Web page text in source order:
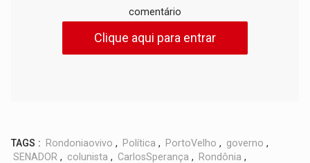
comentário
Clique aqui para entrar
TAGS : Rondoniaovivo , Política , PortoVelho , governo ,
SENADOR , colunista , CarlosSperança , Rondônia ,